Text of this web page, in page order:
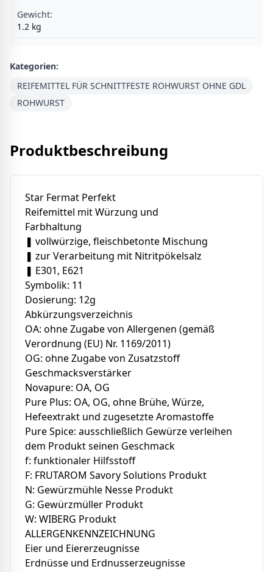
Gewicht:
1.2 kg
Kategorien:
REIFEMITTEL FÜR SCHNITTFESTE ROHWURST OHNE GDL
ROHWURST
Produktbeschreibung
Star Fermat Perfekt
Reifemittel mit Würzung und
Farbhaltung
❚ vollwürzige, fleischbetonte Mischung
❚ zur Verarbeitung mit Nitritpökelsalz
❚ E301, E621
Symbolik: 11
Dosierung: 12g
Abkürzungsverzeichnis
OA: ohne Zugabe von Allergenen (gemäß
Verordnung (EU) Nr. 1169/2011)
OG: ohne Zugabe von Zusatzstoff
Geschmacksverstärker
Novapure: OA, OG
Pure Plus: OA, OG, ohne Brühe, Würze,
Hefeextrakt und zugesetzte Aromastoffe
Pure Spice: ausschließlich Gewürze verleihen
dem Produkt seinen Geschmack
f: funktionaler Hilfsstoff
F: FRUTAROM Savory Solutions Produkt
N: Gewürzmühle Nesse Produkt
G: Gewürzmüller Produkt
W: WIBERG Produkt
ALLERGENKENNZEICHNUNG
Eier und Eiererzeugnisse
Erdnüsse und Erdnusserzeugnisse